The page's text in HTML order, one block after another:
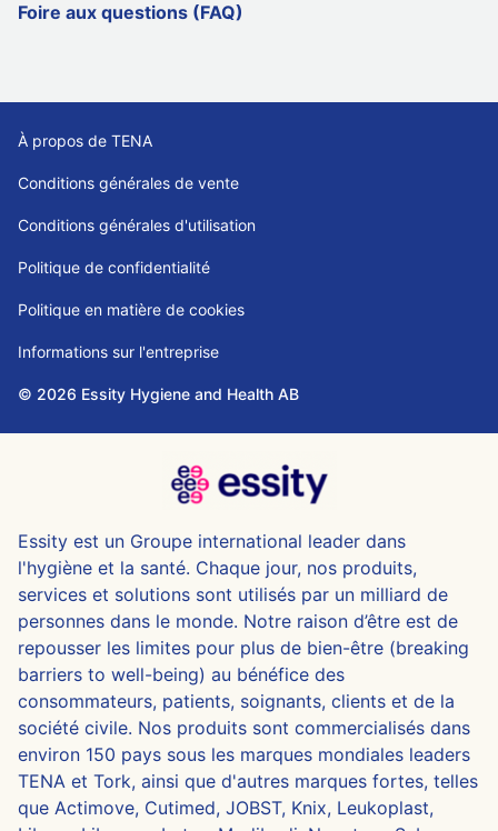
Foire aux questions (FAQ)
À propos de TENA
Conditions générales de vente
Conditions générales d'utilisation
Politique de confidentialité
Politique en matière de cookies
Informations sur l'entreprise
© 2026 Essity Hygiene and Health AB
Essity est un Groupe international leader dans
l'hygiène et la santé. Chaque jour, nos produits,
services et solutions sont utilisés par un milliard de
personnes dans le monde. Notre raison d’être est de
repousser les limites pour plus de bien-être (breaking
barriers to well-being) au bénéfice des
consommateurs, patients, soignants, clients et de la
société civile. Nos produits sont commercialisés dans
environ 150 pays sous les marques mondiales leaders
TENA et Tork, ainsi que d'autres marques fortes, telles
que Actimove, Cutimed, JOBST, Knix, Leukoplast,